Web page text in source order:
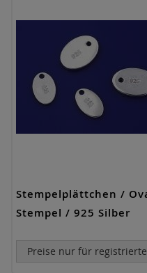
Stempelplättchen /
Stempel / 925 Silber
Preise nur für